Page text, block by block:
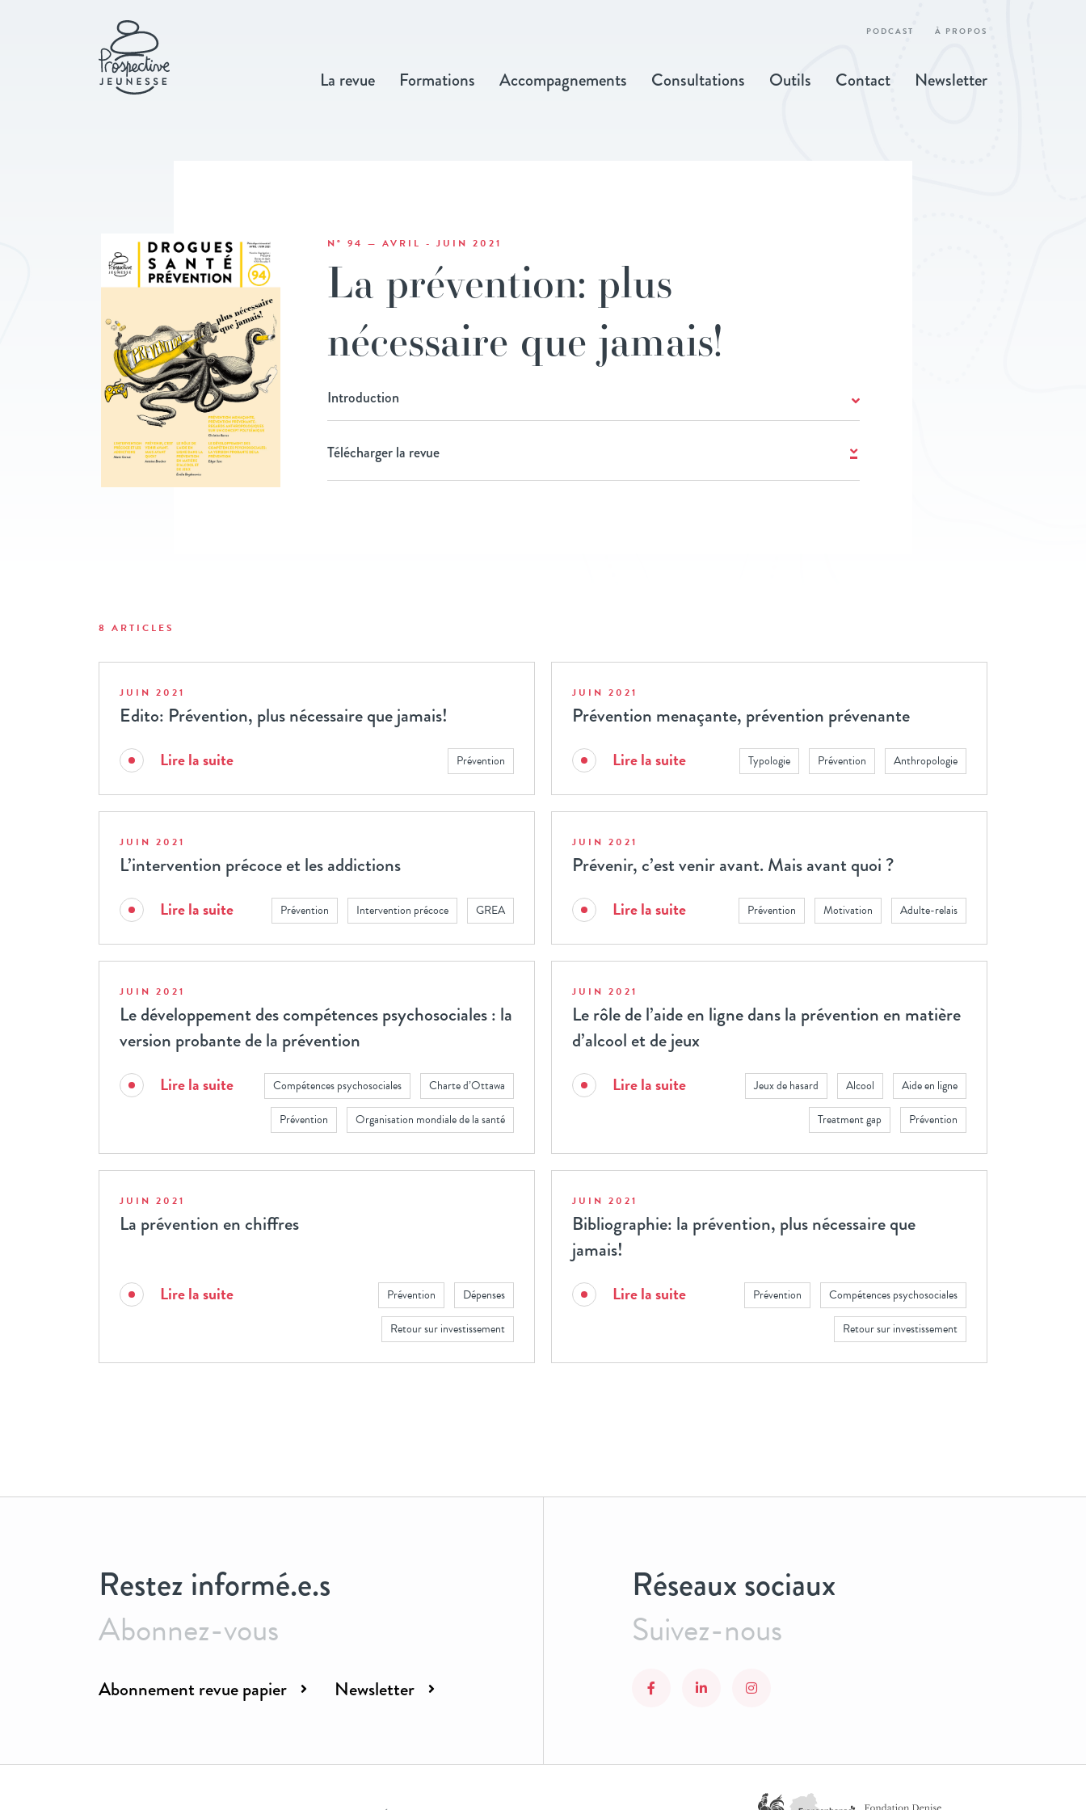
PODCAST À PROPOS
La revue Formations Accompagnements Consultations Outils Contact Newsletter
N° 94 — AVRIL - JUIN 2021
La prévention: plus
nécessaire que jamais!
Introduction
Télécharger la revue
8 ARTICLES
JUIN 2021
Edito: Prévention, plus nécessaire que jamais!
Prévention
Lire la suite
JUIN 2021
Prévention menaçante, prévention prévenante
Anthropologie
Prévention
Typologie
Lire la suite
JUIN 2021
L’intervention précoce et les addictions
GREA
Intervention précoce
Prévention
Lire la suite
JUIN 2021
Prévenir, c’est venir avant. Mais avant quoi ?
Adulte-relais
Motivation
Prévention
Lire la suite
JUIN 2021
Le développement des compétences psychosociales : la
version probante de la prévention
Charte d’Ottawa
Compétences psychosociales
Organisation mondiale de la santé
Prévention
Lire la suite
JUIN 2021
Le rôle de l’aide en ligne dans la prévention en matière
d’alcool et de jeux
Aide en ligne
Alcool
Jeux de hasard
Prévention
Treatment gap
Lire la suite
JUIN 2021
La prévention en chiffres
Dépenses
Prévention
Retour sur investissement
Lire la suite
JUIN 2021
Bibliographie: la prévention, plus nécessaire que
jamais!
Compétences psychosociales
Prévention
Retour sur investissement
Lire la suite
Restez informé.e.s
Abonnez-vous
Abonnement revue papier Newsletter
Réseaux sociaux
Suivez-nous